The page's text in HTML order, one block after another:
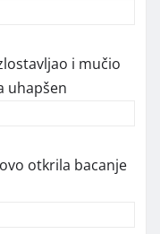
i mučio
uhapšen
otkrila bacanje